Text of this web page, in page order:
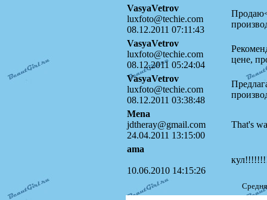
VasyaVetrov
luxfoto@techie.com
08.12.2011 07:11:43
VasyaVetrov
luxfoto@techie.com
08.12.2011 05:24:04
цене,
VasyaVetrov
luxfoto@techie.com
08.12.2011 03:38:48
Mena
jdtheray@gmail.com
24.04.2011 13:15:00
That's
ama
10.06.2010 14:15:26